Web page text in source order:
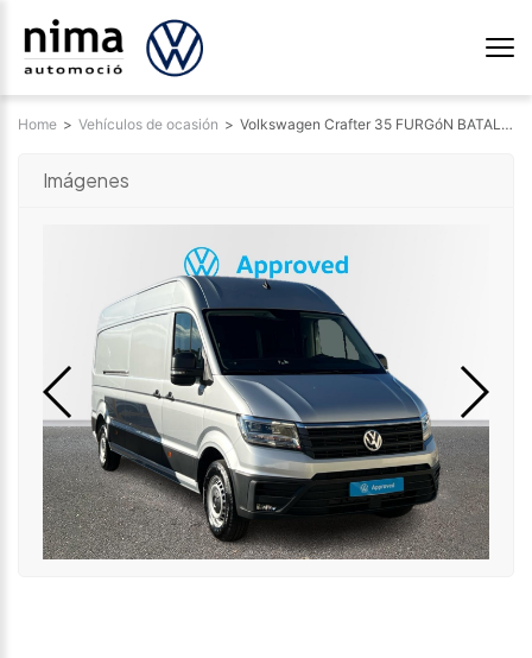
Home > Vehículos de ocasión > Volkswagen Crafter 35 FURGóN BATALLA LARGA L4H3 2.0 TDI FWD 130 KW (177 CV) AUT 8 VEL. 3500 3042182819
Imágenes